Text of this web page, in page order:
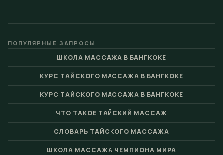
ПОПУЛЯРНЫЕ ЗАПРОСЫ
ШКОЛА МАССАЖА В БАНГКОКЕ
КУРС ТАЙСКОГО МАССАЖА В БАНГКОКЕ
КУРС ТАЙСКОГО МАССАЖА В БАНГКОКЕ
ЧТО ТАКОЕ ТАЙСКИЙ МАССАЖ
СЛОВАРЬ ТАЙСКОГО МАССАЖА
ШКОЛА МАССАЖА ЧЕМПИОНА МИРА